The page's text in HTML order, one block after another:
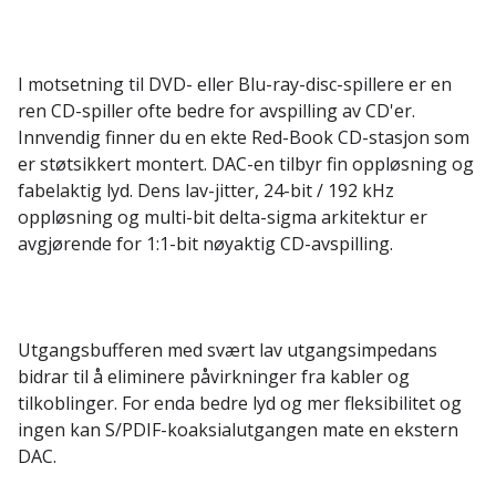
I motsetning til DVD- eller Blu-ray-disc-spillere er en
ren CD-spiller ofte bedre for avspilling av CD'er.
Innvendig finner du en ekte Red-Book CD-stasjon som
er støtsikkert montert. DAC-en tilbyr fin oppløsning og
fabelaktig lyd. Dens lav-jitter, 24-bit / 192 kHz
oppløsning og multi-bit delta-sigma arkitektur er
avgjørende for 1:1-bit nøyaktig CD-avspilling.
Utgangsbufferen med svært lav utgangsimpedans
bidrar til å eliminere påvirkninger fra kabler og
tilkoblinger. For enda bedre lyd og mer fleksibilitet og
ingen kan S/PDIF-koaksialutgangen mate en ekstern
DAC.